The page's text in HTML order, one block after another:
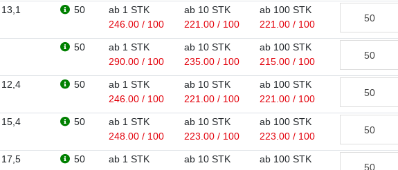
13,1 50
ab 1 STK
246.00 / 100
ab 10 STK
221.00 / 100
ab 100 STK
221.00 / 100
50
ab 1 STK
290.00 / 100
ab 10 STK
235.00 / 100
ab 100 STK
215.00 / 100
12,4 50
ab 1 STK
246.00 / 100
ab 10 STK
221.00 / 100
ab 100 STK
221.00 / 100
15,4 50
ab 1 STK
248.00 / 100
ab 10 STK
223.00 / 100
ab 100 STK
223.00 / 100
17,5 50
ab 1 STK
ab 10 STK
ab 100 STK